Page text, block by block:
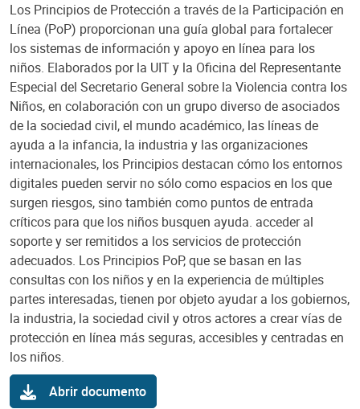
Los Principios de Protección a través de la Participación en
Línea (PoP) proporcionan una guía global para fortalecer
los sistemas de información y apoyo en línea para los
niños. Elaborados por la UIT y la Oficina del Representante
Especial del Secretario General sobre la Violencia contra los
Niños, en colaboración con un grupo diverso de asociados
de la sociedad civil, el mundo académico, las líneas de
ayuda a la infancia, la industria y las organizaciones
internacionales, los Principios destacan cómo los entornos
digitales pueden servir no sólo como espacios en los que
surgen riesgos, sino también como puntos de entrada
críticos para que los niños busquen ayuda. acceder al
soporte y ser remitidos a los servicios de protección
adecuados. Los Principios PoP, que se basan en las
consultas con los niños y en la experiencia de múltiples
partes interesadas, tienen por objeto ayudar a los gobiernos,
la industria, la sociedad civil y otros actores a crear vías de
protección en línea más seguras, accesibles y centradas en
los niños.
Abrir documento